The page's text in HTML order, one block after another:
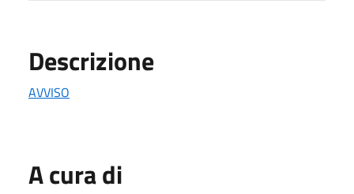
Descrizione
AVVISO
A cura di